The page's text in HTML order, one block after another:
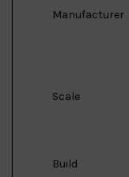
Manufacturer
Scale
Build